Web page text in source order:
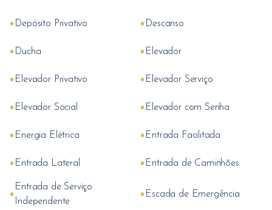
• Depósito Privativo • Descanso
• Ducha • Elevador
• Elevador Privativo • Elevador Serviço
• Elevador Social • Elevador com Senha
• Energia Elétrica • Entrada Facilitada
• Entrada Lateral • Entrada de Caminhões
• Entrada de Serviço
Independente
• Escada de Emergência